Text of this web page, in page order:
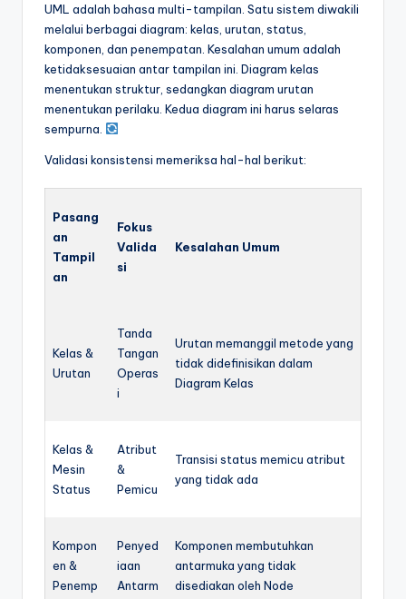
UML adalah bahasa multi-tampilan. Satu sistem diwakili
melalui berbagai diagram: kelas, urutan, status,
komponen, dan penempatan. Kesalahan umum adalah
ketidaksesuaian antar tampilan ini. Diagram kelas
menentukan struktur, sedangkan diagram urutan
menentukan perilaku. Kedua diagram ini harus selaras
sempurna.
Validasi konsistensi memeriksa hal-hal berikut:
Pasang
an
Tampil
an
Fokus
Valida
si
Kesalahan Umum
Kelas &
Urutan
Tanda
Tangan
Operas
i
Urutan memanggil metode yang
tidak didefinisikan dalam
Diagram Kelas
Kelas &
Mesin
Status
Atribut
&
Pemicu
Transisi status memicu atribut
yang tidak ada
Kompon
en &
Penemp
Penyed
iaan
Antarm
Komponen membutuhkan
antarmuka yang tidak
disediakan oleh Node